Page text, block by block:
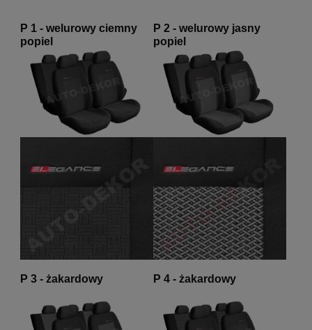
P 1 - welurowy ciemny
popiel
P 2 - welurowy jasny
popiel
P 3 - żakardowy P 4 - żakardowy